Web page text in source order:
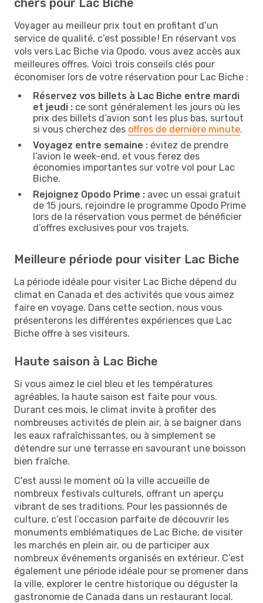
chers pour Lac Biche
Voyager au meilleur prix tout en profitant d’un
service de qualité, c’est possible ! En réservant vos
vols vers Lac Biche via Opodo, vous avez accès aux
meilleures offres. Voici trois conseils clés pour
économiser lors de votre réservation pour Lac Biche :
Réservez vos billets à Lac Biche entre mardi
et jeudi : ce sont généralement les jours où les
prix des billets d’avion sont les plus bas, surtout
si vous cherchez des offres de dernière minute.
Voyagez entre semaine : évitez de prendre
l’avion le week-end, et vous ferez des
économies importantes sur votre vol pour Lac
Biche.
Rejoignez Opodo Prime : avec un essai gratuit
de 15 jours, rejoindre le programme Opodo Prime
lors de la réservation vous permet de bénéficier
d’offres exclusives pour vos trajets.
Meilleure période pour visiter Lac Biche
La période idéale pour visiter Lac Biche dépend du
climat en Canada et des activités que vous aimez
faire en voyage. Dans cette section, nous vous
présenterons les différentes expériences que Lac
Biche offre à ses visiteurs.
Haute saison à Lac Biche
Si vous aimez le ciel bleu et les températures
agréables, la haute saison est faite pour vous.
Durant ces mois, le climat invite à profiter des
nombreuses activités de plein air, à se baigner dans
les eaux rafraîchissantes, ou à simplement se
détendre sur une terrasse en savourant une boisson
bien fraîche.
C'est aussi le moment où la ville accueille de
nombreux festivals culturels, offrant un aperçu
vibrant de ses traditions. Pour les passionnés de
culture, c’est l’occasion parfaite de découvrir les
monuments emblématiques de Lac Biche, de visiter
les marchés en plein air, ou de participer aux
nombreux événements organisés en extérieur. C’est
également une période idéale pour se promener dans
la ville, explorer le centre historique ou déguster la
gastronomie de Canada dans un restaurant local.